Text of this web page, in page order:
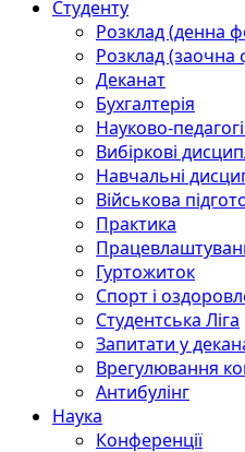
Студенту
Розклад (денна
Розклад
Деканат
Бухгалтерія
Науково-
Вибіркові
Навчальні
Військова
Практика
Гуртожиток
Спорт і
Студентська Ліга
Запитати у
Врегулювання
Антибулінг
Наука
Конференції